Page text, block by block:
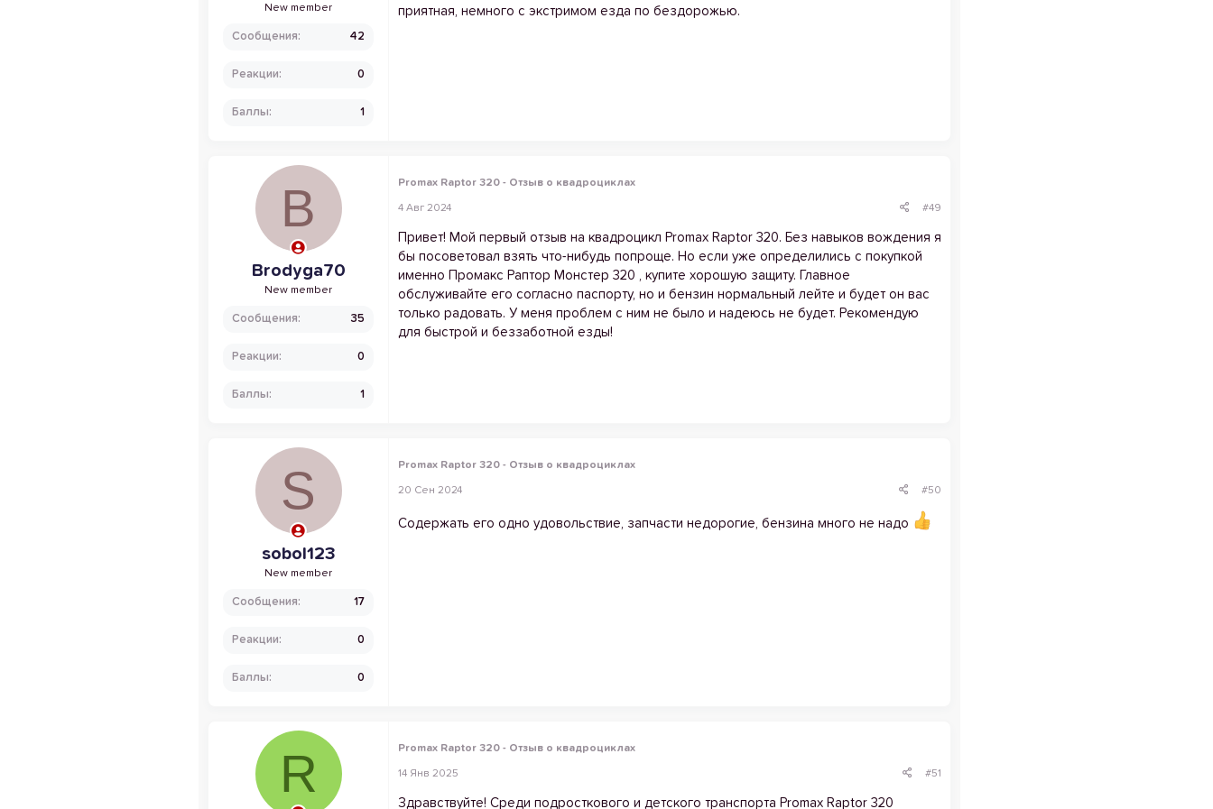
New member
Сообщения 42
Реакции 0
Баллы 1
приятная, немного с экстримом езда по бездорожью.
B
Brodyga70
New member
Сообщения 35
Реакции 0
Баллы 1
Promax Raptor 320 - Отзыв о квадроциклах
4 Авг 2024 #49
Привет! Мой первый отзыв на квадроцикл Promax Raptor 320. Без навыков вождения я
бы посоветовал взять что-нибудь попроще. Но если уже определились с покупкой
именно Промакс Раптор Монстер 320 , купите хорошую защиту. Главное
обслуживайте его согласно паспорту, но и бензин нормальный лейте и будет он вас
только радовать. У меня проблем с ним не было и надеюсь не будет. Рекомендую
для быстрой и беззаботной езды!
S
sobol123
New member
Сообщения 17
Реакции 0
Баллы 0
Promax Raptor 320 - Отзыв о квадроциклах
20 Сен 2024 #50
Содержать его одно удовольствие, запчасти недорогие, бензина много не надо
R Promax Raptor 320 - Отзыв о квадроциклах
14 Янв 2025 #51
Здравствуйте! Среди подросткового и детского транспорта Promax Raptor 320